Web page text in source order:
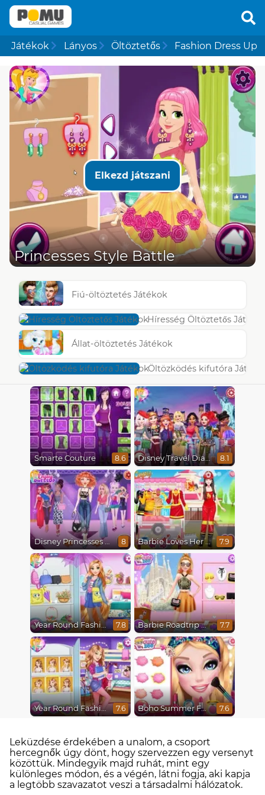
Játékok Lányos Öltöztetős Fashion Dress Up
Elkezd játszani
Princesses Style Battle
Fiú-öltöztetés Játékok
Híresség Öltöztetős
Állat-öltöztetés Játékok
Öltözködés kifutóra
Smarte Couture 8.6 Disney Travel Diaries: City Break 8.1
Disney Princesses Runway Show 8 Barbie Loves Her Job 7.9
Year Round Fashionista Rapunzel 7.8 Barbie Roadtrip Adventure 7.7
Year Round Fashionista Belle 7.6 Boho Summer Festival Besties 7.6
Leküzdése érdekében a unalom, a csoport
hercegnők úgy dönt, hogy szervezzen egy versenyt
közöttük. Mindegyik majd ruhát, mint egy
különleges módon, és a végén, látni fogja, aki kapja
a legtöbb szavazatot veszi a társadalmi hálózatok.